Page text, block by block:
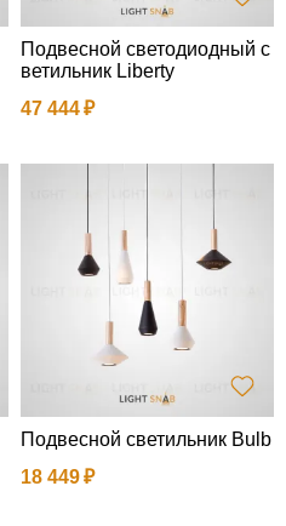
Подвесной светодиодный с
ветильник Liberty
47 444
Подвесной светильник Bulb
18 449